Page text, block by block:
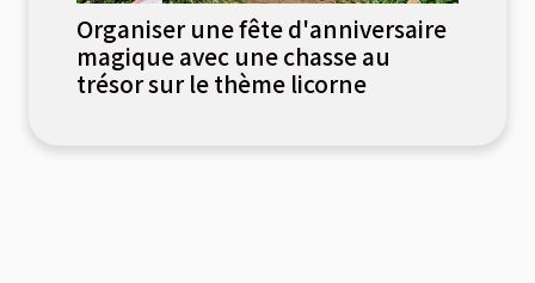
Organiser une fête d'anniversaire
magique avec une chasse au
trésor sur le thème licorne